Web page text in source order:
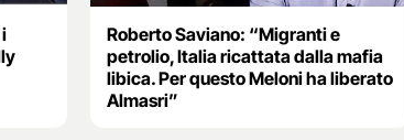
i
Roberto Saviano: “Migranti e
petrolio, Italia ricattata dalla mafia
libica. Per questo Meloni ha liberato
Almasri”